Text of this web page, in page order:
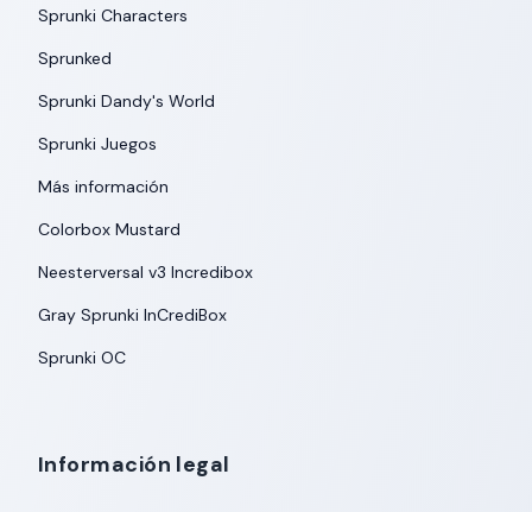
Sprunki Characters
Sprunked
Sprunki Dandy's World
Sprunki Juegos
Más información
Colorbox Mustard
Neesterversal v3 Incredibox
Gray Sprunki InCrediBox
Sprunki OC
Información legal